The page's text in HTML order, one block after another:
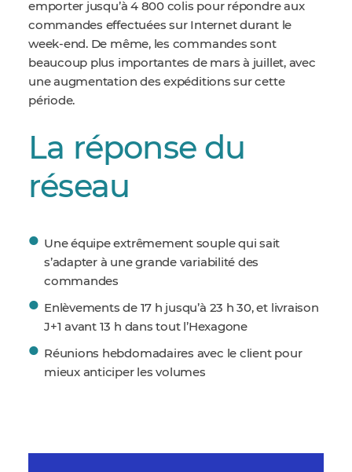
emporter jusqu’à 4 800 colis pour répondre aux
commandes effectuées sur Internet durant le
week-end. De même, les commandes sont
beaucoup plus importantes de mars à juillet, avec
une augmentation des expéditions sur cette
période.
La réponse du
réseau
Une équipe extrêmement souple qui sait
s’adapter à une grande variabilité des
commandes
Enlèvements de 17 h jusqu’à 23 h 30, et livraison
J+1 avant 13 h dans tout l’Hexagone
Réunions hebdomadaires avec le client pour
mieux anticiper les volumes